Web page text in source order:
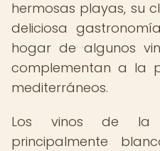
hermosas playas, su
deliciosa
hogar de algunos
complementan a la
mediterráneos.
Los vinos de la
principalmente